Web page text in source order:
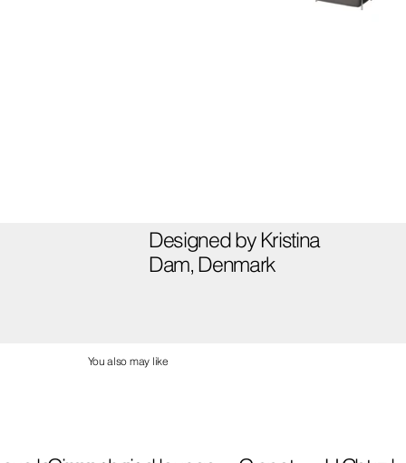
Designed by Kristina
Dam, Denmark
You also may like